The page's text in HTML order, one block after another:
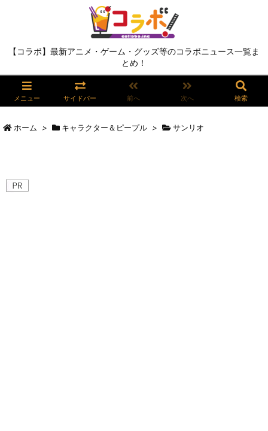
【コラボ】最新アニメ・ゲーム・グッズ等のコラボニュース一覧ま
とめ！
メニュー サイドバー 前へ 次へ 検索
ホーム > キャラクター＆ピープル > サンリオ